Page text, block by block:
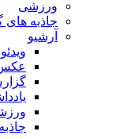
ورزشی
جاذبه
آرشیو
ویدئو